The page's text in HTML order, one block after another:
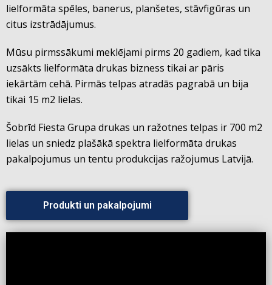
lielformāta spēles, banerus, planšetes, stāvfigūras un
citus izstrādājumus.
Mūsu pirmssākumi meklējami pirms 20 gadiem, kad tika
uzsākts lielformāta drukas bizness tikai ar pāris
iekārtām cehā. Pirmās telpas atradās pagrabā un bija
tikai 15 m2 lielas.
Šobrīd Fiesta Grupa drukas un ražotnes telpas ir 700 m2
lielas un sniedz plašākā spektra lielformāta drukas
pakalpojumus un tentu produkcijas ražojumus Latvijā.
Produkti un pakalpojumi